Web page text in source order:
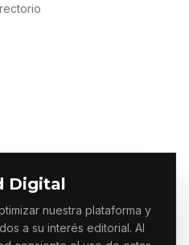
Digital
nuestra plataforma y
a su interés editorial. Al
DERECHOS